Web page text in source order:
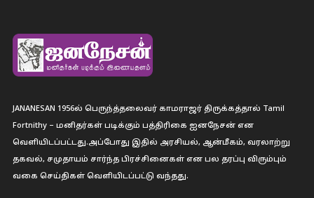
JANANESAN 1956ல் பெருந்த்தலைவர் காமராஜர் திருக்கத்தால் Tamil
Fortnithy – மனிதர்கள் படிக்கும் பத்திரிகை ஐனநேசன் என
வெளியிடப்பட்டது.அப்போது இதில் அரசியல், ஆன்மீகம், வரலாற்று
தகவல், சமுதாயம் சார்ந்த பிரச்சினைகள் என பல தரப்பு விரும்பும்
வகை செய்திகள் வெளியிடப்பட்டு வந்தது.